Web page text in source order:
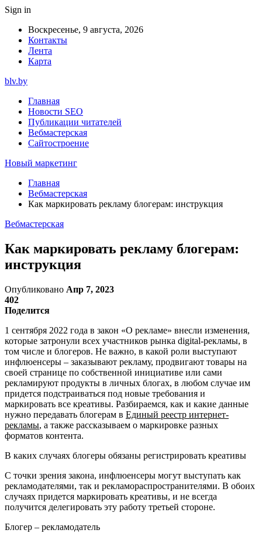
Sign in
Воскресенье, 9 августа, 2026
Контакты
Лента
Карта
blv.by
Главная
Новости SEO
Публикации читателей
Вебмастерская
Сайтостроение
Новый маркетинг
Главная
Вебмастерская
Как маркировать рекламу блогерам: инструкция
Вебмастерская
Как маркировать рекламу блогерам:
инструкция
Опубликовано Апр 7, 2023
402
Поделится
1 сентября 2022 года в закон «О рекламе» внесли изменения,
которые затронули всех участников рынка digital-рекламы, в
том числе и блогеров. Не важно, в какой роли выступают
инфлюенсеры – заказывают рекламу, продвигают товары на
своей странице по собственной инициативе или сами
рекламируют продукты в личных блогах, в любом случае им
придется подстраиваться под новые требования и
маркировать все креативы. Разбираемся, как и какие данные
нужно передавать блогерам в Единый реестр интернет-
рекламы, а также рассказываем о маркировке разных
форматов контента.
В каких случаях блогеры обязаны регистрировать креативы
С точки зрения закона, инфлюенсеры могут выступать как
рекламодателями, так и рекламораспространителями. В обоих
случаях придется маркировать креативы, и не всегда
получится делегировать эту работу третьей стороне.
Блогер – рекламодатель